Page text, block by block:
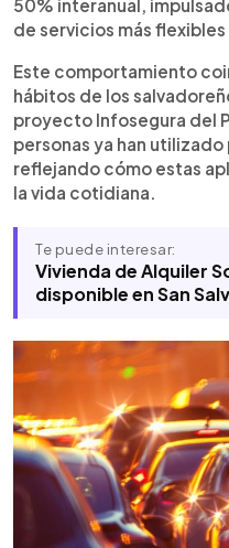
proyecta seguir
su oferta.
50% interanual,
de servicios más
Este comportamiento
hábitos de los
proyecto Infosegura del
personas ya han
reflejando cómo estas
la vida cotidiana.
Te puede interesar:
Vivienda de Alquiler
disponible en San